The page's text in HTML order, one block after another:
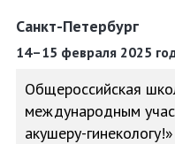
Санкт-Петербург
14–15 февраля 2025
Общероссийская
международным
акушеру-